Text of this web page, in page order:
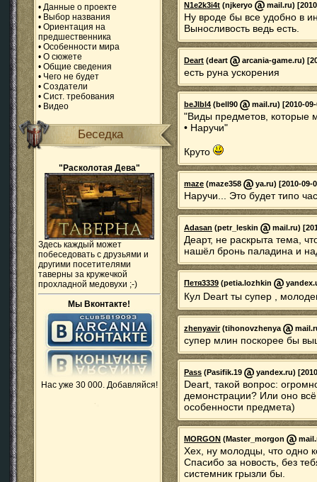
• Данные о проекте
• Выбор названия
• Ориентация на
предшественника
• Особенности мира
• О сюжете
• Общие сведения
• Чего не будет
• Создатели
• Сист. требования
• Видео
Беседка
"Расколотая Дева"
Здесь каждый может
побеседовать с друзьями и
другими посетителями
таверны за кружечкой
прохладной медовухи ;-)
Мы Вконтакте!
Нас уже 30 000. Добавляйся!
N1e2k3i4t (njkeryo mail.ru)
Ну вроде бы все удобно в
Выносливость ведь есть.
Deart (deart arcania-game.ru)
есть руна ускорения
beJlbl4 (bell90 mail.ru) [2010-
"Виды предметов, которые
• Наручи"
Круто
maze (maze358 ya.ru) [2010-09-
Наручи... Это будет типо
Adasan (petr_leskin mail.ru)
Деарт, не раскрыта тема,
нашёл бронь паладина и
Петя3339 (petia.lozhkin
Кул Deart ты супер ,
zhenyavir(tihonovzhenya
супер млин поскорее бы
Pass (Pasifik.19 yandex.ru)
Deart, такой вопрос:
демонстрации? Или оно
особенности предмета)
MORGON (Master_morgon
Хех, ну молодцы, что одно
Спасибо за новость, без
системник грызли бы.